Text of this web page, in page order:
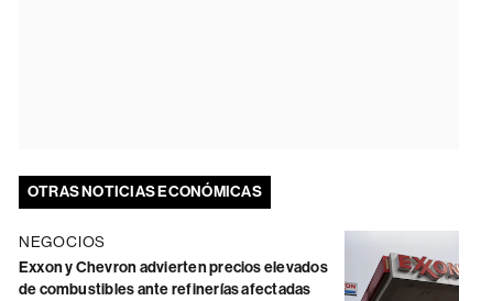
OTRAS NOTICIAS ECONÓMICAS
NEGOCIOS
Exxon y Chevron advierten precios elevados
de combustibles ante refinerías afectadas